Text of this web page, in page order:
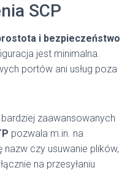
SCP
i bezpieczeństwo
jest minimalna.
portów ani usług poza
zaawansowanych
pozwala m.in. na
czy usuwanie plików,
na przesyłaniu